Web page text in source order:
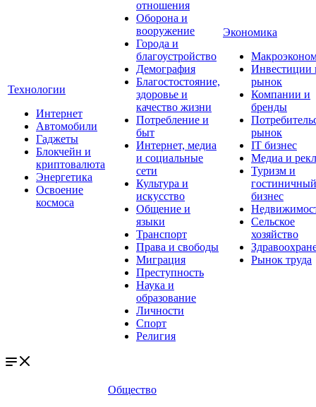
Технологии
Интернет
Автомобили
Гаджеты
Блокчейн и
криптовалюта
Энергетика
Освоение
космоса
отношения
Оборона и
вооружение
Города и
благоустройство
Демография
Благостостояние,
здоровье и
качество жизни
Потребление и
быт
Интернет, медиа
и социальные
сети
Культура и
искусство
Общение и
языки
Транспорт
Права и свободы
Миграция
Преступность
Наука и
образование
Личности
Спорт
Религия
Экономика
Инвестиции
рынок
Компании и
бренды
рынок
IT бизнес
Медиа и
Туризм и
гостиничный
бизнес
Сельское
хозяйство
Рынок труда
Общество